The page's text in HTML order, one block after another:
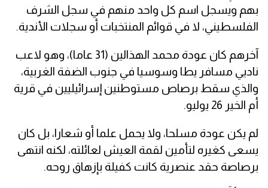
بهم ويسجل اسم كل واحد منهم في سجل الشرف
الفلسطيني، لا في قوائم المنتخبات أو سجلات الأندية.
آخرهم كان عودة محمد الهذالين (31 عاما)، وهو لاعب
ناديي مسافر يطا وسوسيا في جنوب الضفة الغربية،
والذي سقط برصاص مستوطنين إسرائيليين في قرية
أم الخير 26 يوليو.
لم يكن عودة مسلحا، ولا يحمل علما أو شعارا، بل كان
يسعى كغيره لتأمين لقمة العيش لعائلته، لكنه انتهى
برصاصة حقد عنصرية كانت كفيلة بإزهاق روحه.